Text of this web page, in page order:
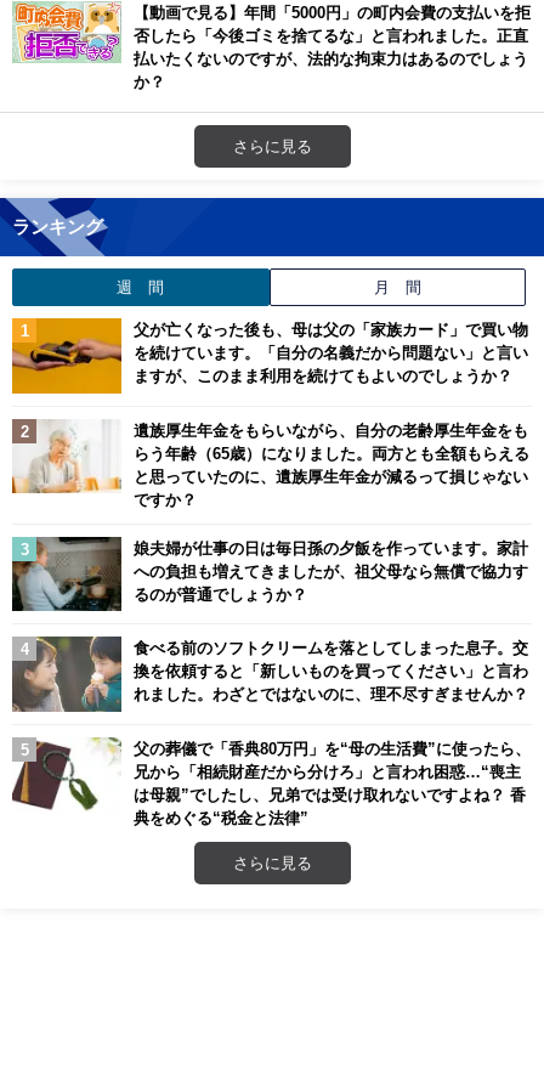
【動画で見る】年間「5000円」の町内会費の支払いを拒
否したら「今後ゴミを捨てるな」と言われました。正直
払いたくないのですが、法的な拘束力はあるのでしょう
か？
さらに見る
ランキング
週 間 月 間
父が亡くなった後も、母は父の「家族カード」で買い物
を続けています。「自分の名義だから問題ない」と言い
ますが、このまま利用を続けてもよいのでしょうか？
遺族厚生年金をもらいながら、自分の老齢厚生年金をも
らう年齢（65歳）になりました。両方とも全額もらえる
と思っていたのに、遺族厚生年金が減るって損じゃない
ですか？
娘夫婦が仕事の日は毎日孫の夕飯を作っています。家計
への負担も増えてきましたが、祖父母なら無償で協力す
るのが普通でしょうか？
食べる前のソフトクリームを落としてしまった息子。交
換を依頼すると「新しいものを買ってください」と言わ
れました。わざとではないのに、理不尽すぎませんか？
父の葬儀で「香典80万円」を“母の生活費”に使ったら、
兄から「相続財産だから分けろ」と言われ困惑…“喪主
は母親”でしたし、兄弟では受け取れないですよね？ 香
典をめぐる“税金と法律”
さらに見る